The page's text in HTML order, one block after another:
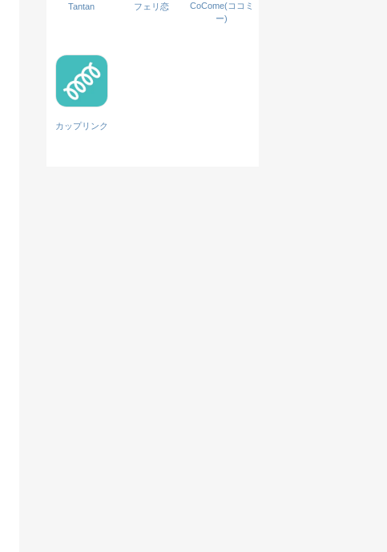
Tantan フェリ恋
CoCome(ココミ
ー)
カップリンク